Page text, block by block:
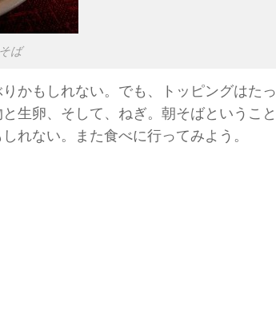
ば
かもしれない。でも、トッピングはたっ
生卵、そして、ねぎ。朝そばということ
れない。また食べに行ってみよう。